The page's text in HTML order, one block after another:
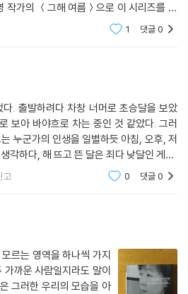
작가의 ＜그해 여름＞으로 이 시리즈를 접
빠져들 뿐만 아니라 한때는 독서와 병행하
1 댓글0
. 출발하려다 차창 너머로 초승달을 보았
보아 바야흐로 차는 중인 것 같았다. 그러
누군가의 인생을 일별하듯 아침, 오후, 저
각하다, 해 뜨고 뜬 달은 죄다 낮달인 게지,
, 그러니 해 입장에선 밤에 뜨는 달은 영영
고 0 댓글0
르는 영역을 하나씩 가지
까운 사람일지라도 말이
그러한 우리의 모습을 아